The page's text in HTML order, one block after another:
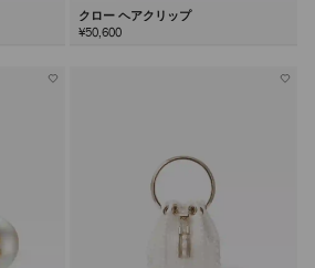
クロー ヘアクリップ
¥50,600